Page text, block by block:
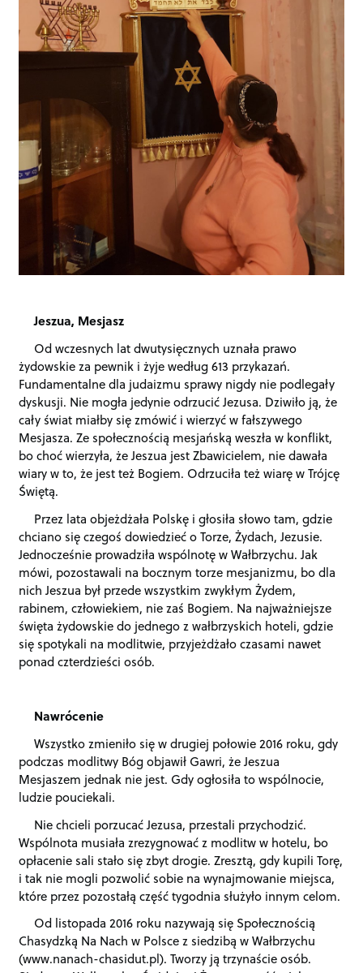
Jeszua, Mesjasz
Od wczesnych lat dwutysięcznych uznała prawo
żydowskie za pewnik i żyje według 613 przykazań.
Fundamentalne dla judaizmu sprawy nigdy nie podlegały
dyskusji. Nie mogła jedynie odrzucić Jezusa. Dziwiło ją, że
cały świat miałby się zmówić i wierzyć w fałszywego
Mesjasza. Ze społecznością mesjańską weszła w konflikt,
bo choć wierzyła, że Jeszua jest Zbawicielem, nie dawała
wiary w to, że jest też Bogiem. Odrzuciła też wiarę w Trójcę
Świętą.
Przez lata objeżdżała Polskę i głosiła słowo tam, gdzie
chciano się czegoś dowiedzieć o Torze, Żydach, Jezusie.
Jednocześnie prowadziła wspólnotę w Wałbrzychu. Jak
mówi, pozostawali na bocznym torze mesjanizmu, bo dla
nich Jeszua był przede wszystkim zwykłym Żydem,
rabinem, człowiekiem, nie zaś Bogiem. Na najważniejsze
święta żydowskie do jednego z wałbrzyskich hoteli, gdzie
się spotykali na modlitwie, przyjeżdżało czasami nawet
ponad czterdzieści osób.
Nawrócenie
Wszystko zmieniło się w drugiej połowie 2016 roku, gdy
podczas modlitwy Bóg objawił Gawri, że Jeszua
Mesjaszem jednak nie jest. Gdy ogłosiła to wspólnocie,
ludzie pouciekali.
Nie chcieli porzucać Jezusa, przestali przychodzić.
Wspólnota musiała zrezygnować z modlitw w hotelu, bo
opłacenie sali stało się zbyt drogie. Zresztą, gdy kupili Torę,
i tak nie mogli pozwolić sobie na wynajmowanie miejsca,
które przez pozostałą część tygodnia służyło innym celom.
Od listopada 2016 roku nazywają się Społecznością
Chasydzką Na Nach w Polsce z siedzibą w Wałbrzychu
(www.nanach-chasidut.pl). Tworzy ją trzynaście osób.